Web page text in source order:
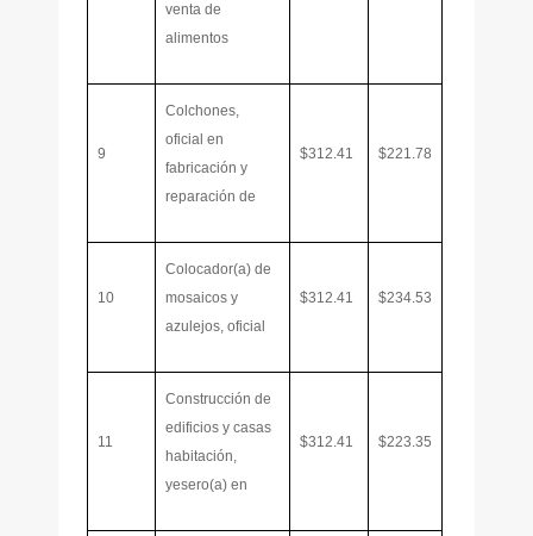
venta de
alimentos
9
Colchones,
oficial en
fabricación y
reparación de
$312.41 $221.78
10
Colocador(a) de
mosaicos y
azulejos, oficial
$312.41 $234.53
11
Construcción de
edificios y casas
habitación,
yesero(a) en
$312.41 $223.35